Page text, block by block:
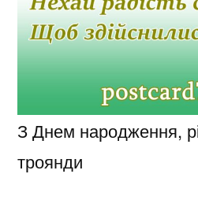
З Днем народження,
троянди